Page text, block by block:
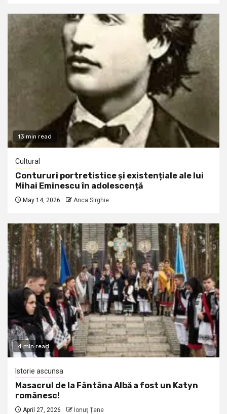
13 min read
Cultural
Contururi portretistice și existențiale ale lui
Mihai Eminescu în adolescență
May 14, 2026 Anca Sirghie
4 min read
Istorie ascunsa
Masacrul de la Fântâna Albă a fost un Katyn
românesc!
April 27, 2026 Ionuţ Ţene